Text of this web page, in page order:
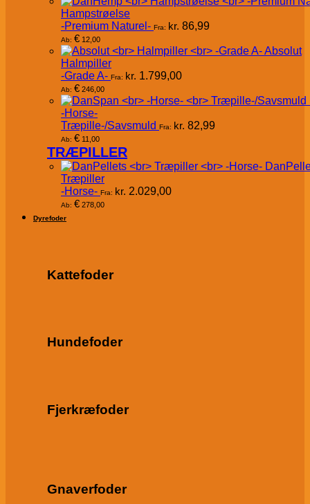
Hampstrøelse
-Premium Naturel- Fra: kr. 86,99
Ab: € 12,00
Absolut
Halmpiller
-Grade A- Fra: kr. 1.799,00
Ab: € 246,00
-Horse-
Træpille-/Savsmuld Fra: kr. 82,99
Ab: € 11,00
TRÆPILLER
Træpiller
-Horse- Fra: kr. 2.029,00
Ab: € 278,00
Dyrefoder
Kattefoder
Hundefoder
Fjerkræfoder
Gnaverfoder